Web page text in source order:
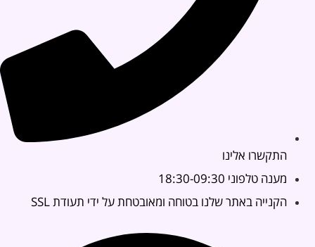
התקשרו אלינו
מענה טלפוני 18:30-09:30
הקנייה באתר שלנו בטוחה ומאובטחת על ידי תעודת SSL